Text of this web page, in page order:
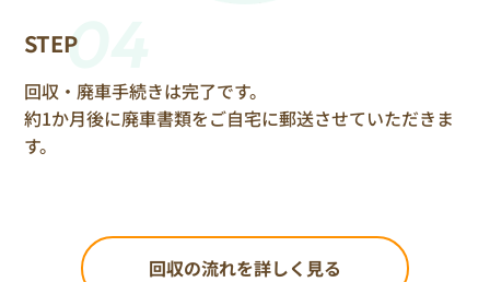
STEP04
回収・廃車手続きは完了です。
約1か月後に廃車書類をご自宅に郵送させていただきま
す。
回収の流れを詳しく見る